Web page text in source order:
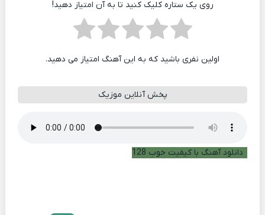
روی یک ستاره کلیک کنید تا به آن امتیاز دهید!
اولین نفری باشید که به این آهنگ امتیاز می دهید.
پخش آنلاین موزیک
دانلود آهنگ با کیفیت خوب 128